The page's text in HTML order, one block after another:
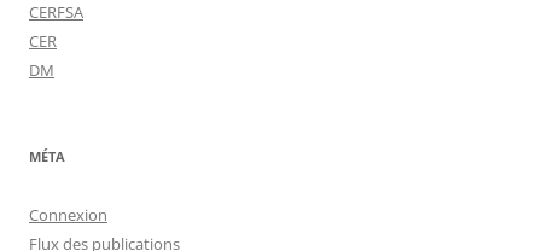
CERFSA
CER
DM
MÉTA
Connexion
Flux des publications